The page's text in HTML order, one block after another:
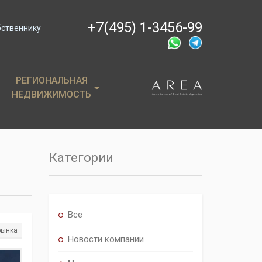
+7(495) 1-3456-99
РЕГИОНАЛЬНАЯ
НЕДВИЖИМОСТЬ
РЕГИОНАЛЬНАЯ
НЕДВИЖИМОСТЬ
Категории
Все
Новости компании